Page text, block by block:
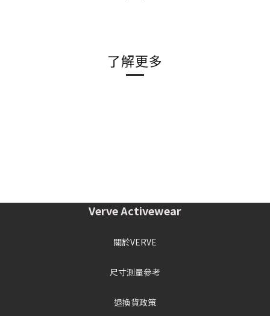
了解更多
Verve Activewear
關於VERVE
尺寸測量參考
退換貨政策